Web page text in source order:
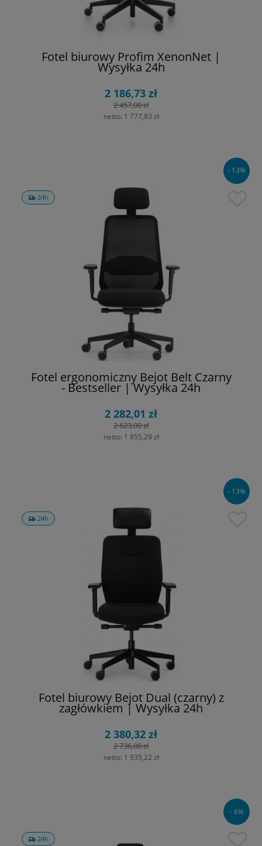
Fotel biurowy Profim XenonNet |
Wysyłka 24h
2 186,73 zł
2 457,00 zł
netto: 1 777,83 zł
24h
Fotel ergonomiczny Bejot Belt Czarny
- Bestseller | Wysyłka 24h
2 282,01 zł
2 623,00 zł
netto: 1 855,29 zł
- 13%
24h
Fotel biurowy Bejot Dual (czarny) z
zagłówkiem | Wysyłka 24h
2 380,32 zł
2 736,00 zł
netto: 1 935,22 zł
- 13%
24h
- 6%